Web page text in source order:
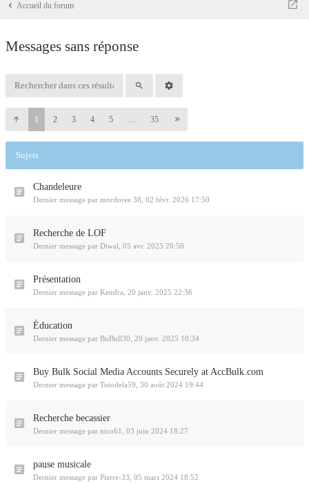
Accueil du forum
Messages sans réponse
1 2 3 4 5 … 35
Sujets
Chandeleure
Dernier message par mordoree 38 02 févr. 2026 17:50
Recherche de LOF
Dernier message par Diwal 05 avr. 2025 20:50
Présentation
Dernier message par Kendra 20 janv. 2025 22:36
Éducation
Dernier message par BuBull30 20 janv. 2025 10:34
Buy Bulk Social Media Accounts Securely at AccBulk.com
Dernier message par Totodela59 30 août 2024 19:44
Recherche becassier
Dernier message par nico61 03 juin 2024 18:27
pause musicale
Dernier message par Pierre-33 05 mars 2024 18:52